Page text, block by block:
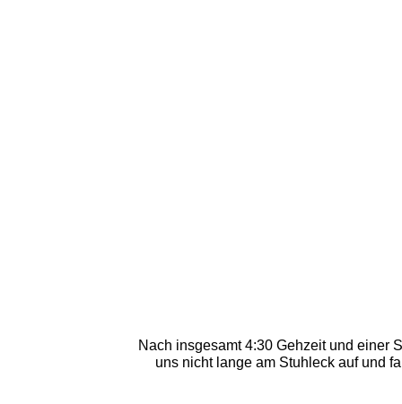
Nach insgesamt 4:30 Gehzeit und einer
uns nicht lange am Stuhleck auf und